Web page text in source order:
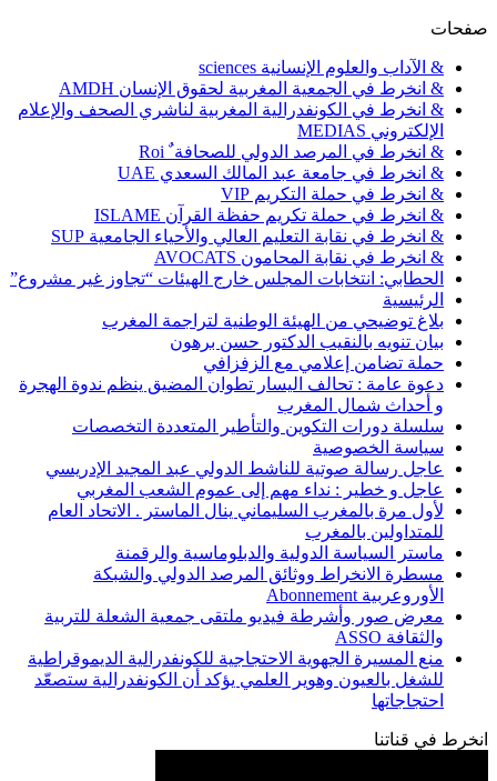
صفحات
& الآداب والعلوم الإنسانية sciences
& انخرط في الجمعية المغربية لحقوق الإنسان AMDH
& انخرط في الكونفدرالية المغربية لناشري الصحف والإعلام
الإلكتروني MEDIAS
& انخرط في المرصد الدولي للصحافة ٌ Roi
& انخرط في جامعة عبد المالك السعدي UAE
& انخرط في حملة التكريم VIP
& انخرط في حملة تكريم حفظة القرآن ISLAME
& انخرط في نقابة التعليم العالي والأحياء الجامعية SUP
& انخرط في نقابة المحامون AVOCATS
الحطابي: انتخابات المجلس خارج الهيئات “تجاوز غير مشروع”
الرئيسية
بلاغ توضيحي من الهيئة الوطنية لتراجمة المغرب
بيان تنويه بالنقيب الدكتور حسن برهون
حملة تضامن إعلامي مع الزفزافي
دعوة عامة : تحالف اليسار تطوان المضيق ينظم ندوة الهجرة
و أحداث شمال المغرب
سلسلة دورات التكوين والتأطير المتعددة التخصصات
سياسة الخصوصية
عاجل رسالة صوتية للناشط الدولي عبد المجيد الإدريسي
عاجل و خطير : نداء مهم إلى عموم الشعب المغربي
لأول مرة بالمغرب السليماني ينال الماستر . الاتحاد العام
للمتداولين بالمغرب
ماستر السياسة الدولية والدبلوماسية والرقمنة
مسطرة الانخراط ووثائق المرصد الدولي والشبكة
الأوروعربية Abonnement
معرض صور وأشرطة فيديو ملتقى جمعية الشعلة للتربية
والثقافة ASSO
منع المسيرة الجهوية الاحتجاجية للكونفدرالية الديموقراطية
للشغل بالعيون وهوير العلمي يؤكد أن الكونفدرالية ستصعّد
احتجاجاتها
انخرط في قناتنا